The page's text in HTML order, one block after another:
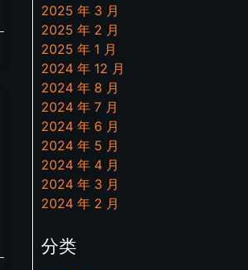
2025 年 3 月
2025 年 2 月
2025 年 1 月
2024 年 12 月
2024 年 8 月
2024 年 7 月
2024 年 6 月
2024 年 5 月
2024 年 4 月
2024 年 3 月
2024 年 2 月
分类